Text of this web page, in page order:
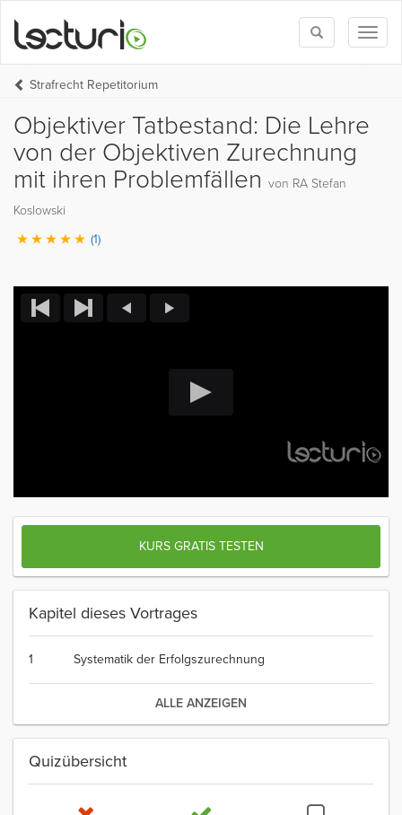
Toggle
search
Strafrecht Repetitorium
Objektiver Tatbestand: Die Lehre
von der Objektiven Zurechnung
mit ihren Problemfällen von RA Stefan
Koslowski
(1)
KURS GRATIS TESTEN
Kapitel dieses Vortrages
1 Systematik der Erfolgszurechnung
ALLE ANZEIGEN
Quizübersicht